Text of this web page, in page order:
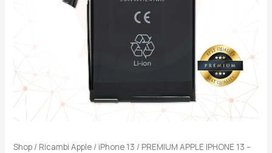
Shop / Ricambi Apple / iPhone 13 / PREMIUM APPLE IPHONE 13 –